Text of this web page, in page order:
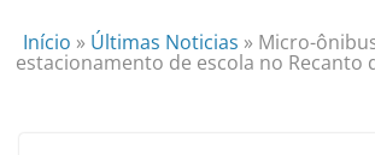
Início » Últimas Noticias » Micro-
estacionamento de escola no Recanto